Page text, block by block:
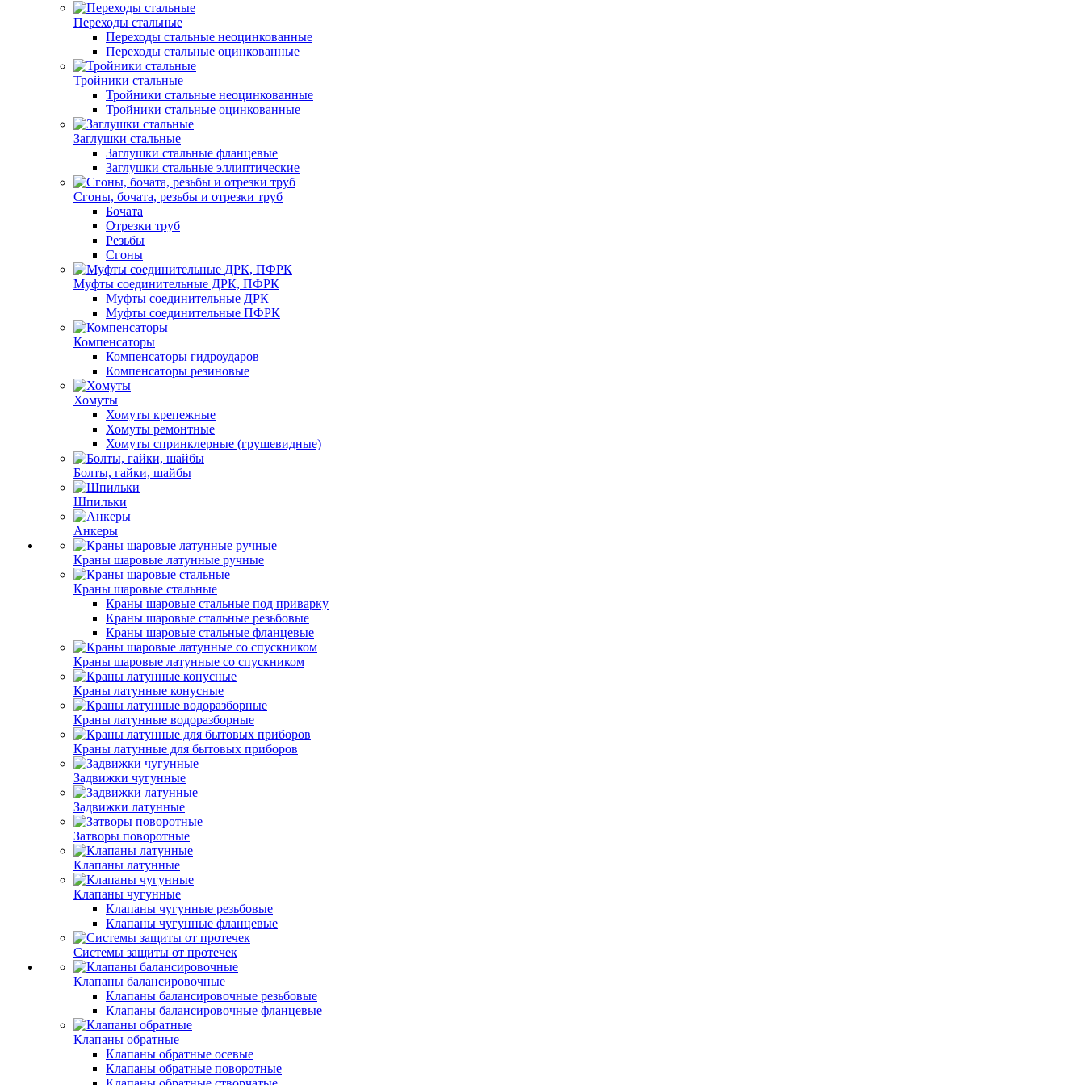
Переходы стальные
Переходы стальные неоцинкованные
Переходы стальные оцинкованные
Тройники стальные
Тройники стальные неоцинкованные
Тройники стальные оцинкованные
Заглушки стальные
Заглушки стальные фланцевые
Заглушки стальные эллиптические
Сгоны, бочата, резьбы и отрезки труб
Бочата
Отрезки труб
Резьбы
Сгоны
Муфты соединительные ДРК, ПФРК
Муфты соединительные ДРК
Муфты соединительные ПФРК
Компенсаторы
Компенсаторы гидроударов
Компенсаторы резиновые
Хомуты
Хомуты крепежные
Хомуты ремонтные
Хомуты спринклерные (грушевидные)
Болты, гайки, шайбы
Шпильки
Анкеры
Краны шаровые латунные ручные
Краны шаровые стальные
Краны шаровые стальные под приварку
Краны шаровые стальные резьбовые
Краны шаровые стальные фланцевые
Краны шаровые латунные со спускником
Краны латунные конусные
Краны латунные водоразборные
Краны латунные для бытовых приборов
Задвижки чугунные
Задвижки латунные
Затворы поворотные
Клапаны латунные
Клапаны чугунные
Клапаны чугунные резьбовые
Клапаны чугунные фланцевые
Системы защиты от протечек
Клапаны балансировочные
Клапаны балансировочные резьбовые
Клапаны балансировочные фланцевые
Клапаны обратные
Клапаны обратные осевые
Клапаны обратные поворотные